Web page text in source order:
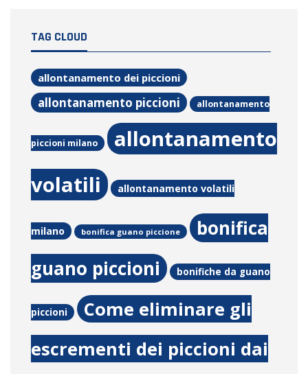
TAG CLOUD
allontanamento dei piccioni
allontanamento piccioni allontanamento
piccioni milano
allontanamento
volatili
allontanamento volatili
milano bonifica guano piccione
bonifica
guano piccioni
bonifiche da guano
piccioni
Come eliminare gli
escrementi dei piccioni dai